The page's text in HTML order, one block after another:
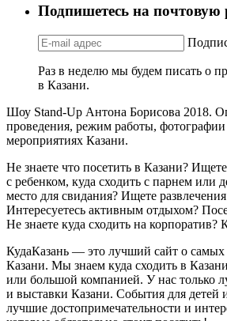
Подпишетесь на почтовую
Раз в неделю мы будем писать о
в Казани.
Шоу Stand-Up Антона Борисова 2018.
проведения, режим работы,
мероприятиях Казани.
Не знаете что посетить в Казани? Ищете
с ребенком, куда сходить с парнем или
место для свидания? Ищете
Интересуетесь активным отдыхом?
Не знаете куда сходить на корпоратив?
КудаКазань — это лучший сайт о
Казани. Мы знаем куда сходить в
или большой компанией. У нас только
и выставки Казани. События для детей
лучшие достопримечательности и